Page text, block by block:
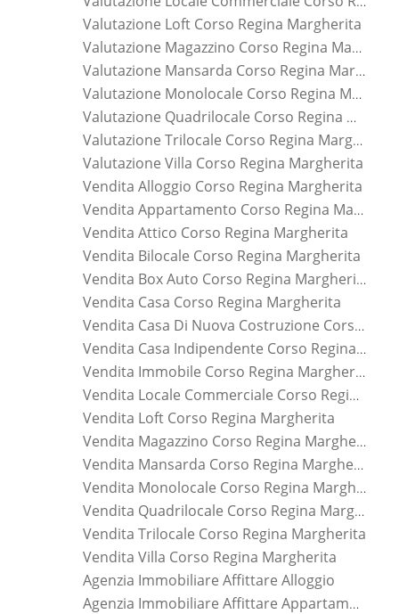
Valutazione Loft Corso Regina Margherita
Valutazione Magazzino Corso Regina Margherita
Valutazione Mansarda Corso Regina Margherita
Valutazione Monolocale Corso Regina Margherita
Valutazione Quadrilocale Corso Regina Margherita
Valutazione Trilocale Corso Regina Margherita
Valutazione Villa Corso Regina Margherita
Vendita Alloggio Corso Regina Margherita
Vendita Appartamento Corso Regina Margherita
Vendita Attico Corso Regina Margherita
Vendita Bilocale Corso Regina Margherita
Vendita Box Auto Corso Regina Margherita
Vendita Casa Corso Regina Margherita
Vendita Casa Di Nuova Costruzione Corso Regina Margherita
Vendita Casa Indipendente Corso Regina Margherita
Vendita Immobile Corso Regina Margherita
Vendita Locale Commerciale Corso Regina Margherita
Vendita Loft Corso Regina Margherita
Vendita Magazzino Corso Regina Margherita
Vendita Mansarda Corso Regina Margherita
Vendita Monolocale Corso Regina Margherita
Vendita Quadrilocale Corso Regina Margherita
Vendita Trilocale Corso Regina Margherita
Vendita Villa Corso Regina Margherita
Agenzia Immobiliare Affittare Alloggio
Agenzia Immobiliare Affittare Appartamento